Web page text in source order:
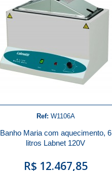
Ref: W1106A
Banho Maria com aquecimento, 6
litros Labnet 120V
R$ 12.467,85